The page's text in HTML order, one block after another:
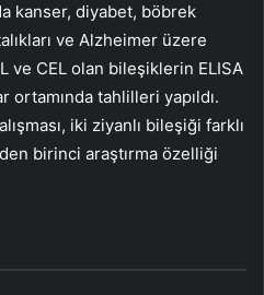
kanser, diyabet, böbrek
ve Alzheimer üzere
ve CEL olan bileşiklerin ELISA
tahlilleri yapıldı.
iki ziyanlı bileşiği farklı
birinci araştırma özelliği